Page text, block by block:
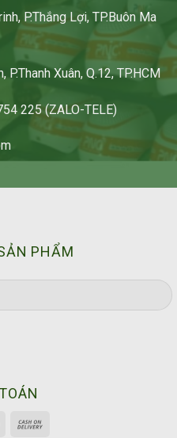
P.Thắng Lợi, TP.Buôn Ma
Xuân, Q.12, TP.HCM
225 (ZALO-TELE)
PHẨM